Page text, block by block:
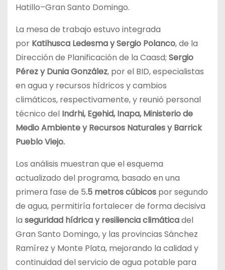
Hatillo–Gran Santo Domingo.
La mesa de trabajo estuvo integrada
por Katihusca Ledesma y Sergio Polanco, de la
Dirección de Planificación de la Caasd; Sergio
Pérez y Dunia González, por el BID, especialistas
en agua y recursos hídricos y cambios
climáticos, respectivamente, y reunió personal
técnico del Indrhi, Egehid, Inapa, Ministerio de
Medio Ambiente y Recursos Naturales y Barrick
Pueblo Viejo.
Los análisis muestran que el esquema
actualizado del programa, basado en una
primera fase de 5.5 metros cúbicos por segundo
de agua, permitiría fortalecer de forma decisiva
la seguridad hídrica y resiliencia climáticadel
Gran Santo Domingo, y las provincias Sánchez
Ramírez y Monte Plata, mejorando la calidad y
continuidad del servicio de agua potable para